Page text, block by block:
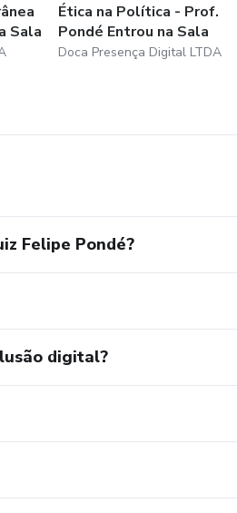
Sala
Ética na Política - Prof.
Pondé Entrou na Sala
Doca Presença Digital LTDA
Felipe Pondé?
digital?